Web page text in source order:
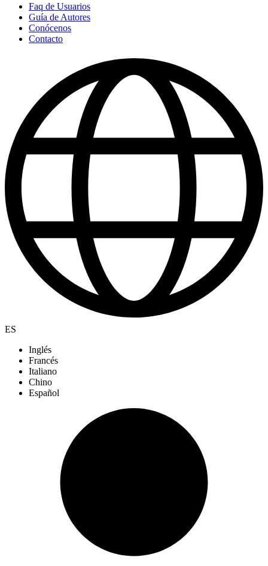
Faq de Usuarios
Guía de Autores
Conócenos
Contacto
ES
Inglés
Francés
Italiano
Chino
Español